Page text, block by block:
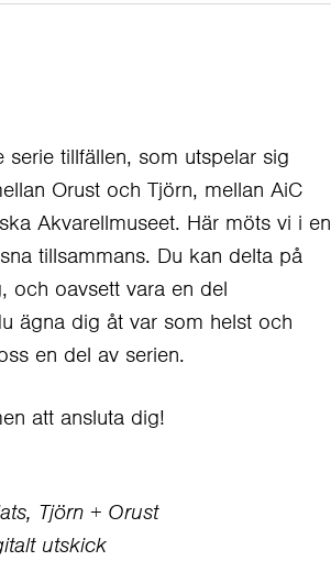
tillfällen, som utspelar sig
Orust och Tjörn, mellan AiC
Akvarellmuseet. Här möts vi i en
tillsammans. Du kan delta på
och oavsett vara en del
ägna dig åt var som helst och
en del av serien.
att ansluta dig!
Tjörn + Orust
utskick